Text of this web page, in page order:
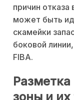
причин
может быть
скамейки
боковой
FIBA.
зоны и